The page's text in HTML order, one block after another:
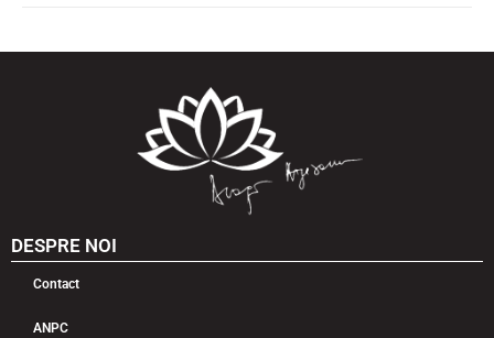
DESPRE NOI
Contact
ANPC